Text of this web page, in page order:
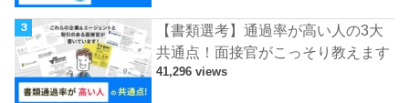
【書類選考】通過率が高い人の3大
共通点！面接官がこっそり教えます
41,296 views